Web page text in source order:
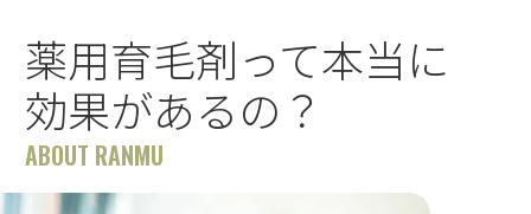
薬用育毛剤って本当に
効果があるの？
ABOUT RANMU